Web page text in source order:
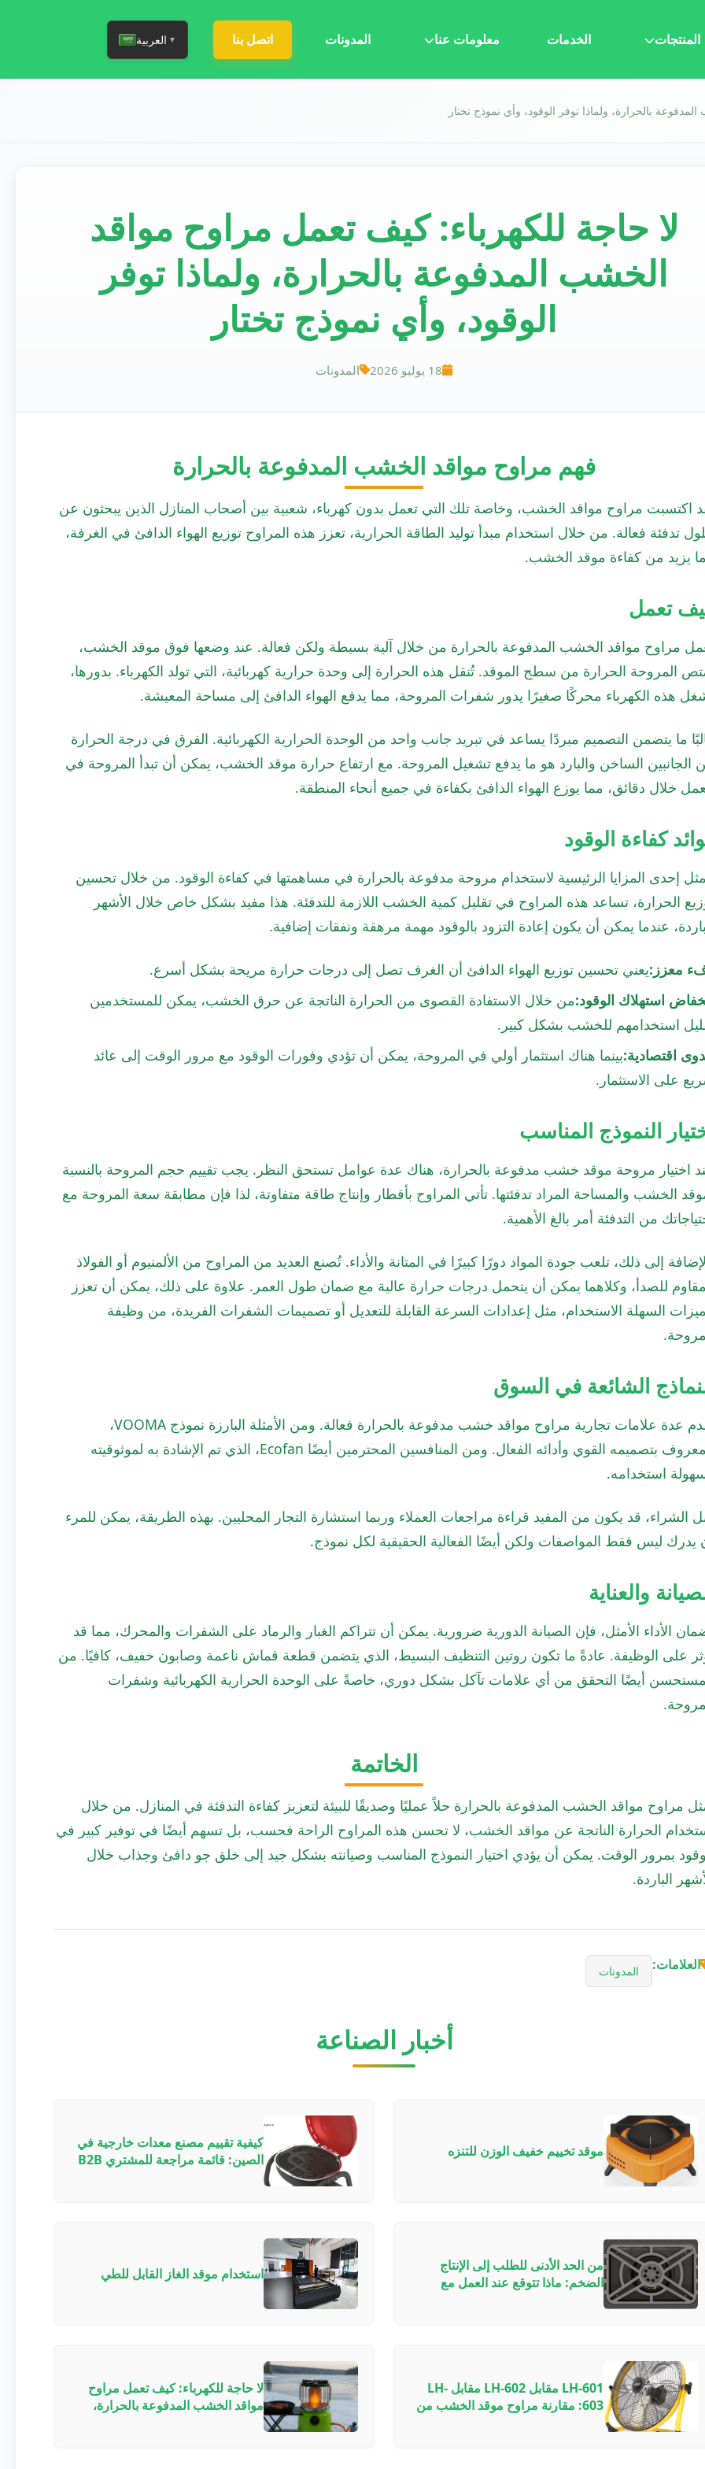
المنتجات الخدمات معلومات عنا المدونات اتصل بنا العربية ▼
بالحرارة، ولماذا توفر الوقود، وأي نموذج تختار
لا حاجة للكهرباء: كيف تعمل مراوح مواقد
الخشب المدفوعة بالحرارة، ولماذا توفر
الوقود، وأي نموذج تختار
18 يوليو 2026 المدونات
فهم مراوح مواقد الخشب المدفوعة بالحرارة
اكتسبت مراوح مواقد الخشب، وخاصة تلك التي تعمل بدون كهرباء، شعبية بين أصحاب المنازل الذين يبحثون عن
تدفئة فعالة. من خلال استخدام مبدأ توليد الطاقة الحرارية، تعزز هذه المراوح توزيع الهواء الدافئ في الغرفة،
يزيد من كفاءة موقد الخشب.
تعمل
مراوح مواقد الخشب المدفوعة بالحرارة من خلال آلية بسيطة ولكن فعالة. عند وضعها فوق موقد الخشب،
المروحة الحرارة من سطح الموقد. تُنقل هذه الحرارة إلى وحدة حرارية كهربائية، التي تولد الكهرباء. بدورها،
هذه الكهرباء محركًا صغيرًا يدور شفرات المروحة، مما يدفع الهواء الدافئ إلى مساحة المعيشة.
ما يتضمن التصميم مبردًا يساعد في تبريد جانب واحد من الوحدة الحرارية الكهربائية. الفرق في درجة الحرارة
الجانبين الساخن والبارد هو ما يدفع تشغيل المروحة. مع ارتفاع حرارة موقد الخشب، يمكن أن تبدأ المروحة في
خلال دقائق، مما يوزع الهواء الدافئ بكفاءة في جميع أنحاء المنطقة.
كفاءة الوقود
إحدى المزايا الرئيسية لاستخدام مروحة مدفوعة بالحرارة في مساهمتها في كفاءة الوقود. من خلال تحسين
الحرارة، تساعد هذه المراوح في تقليل كمية الخشب اللازمة للتدفئة. هذا مفيد بشكل خاص خلال الأشهر
عندما يمكن أن يكون إعادة التزود بالوقود مهمة مرهقة ونفقات إضافية.
معزز:يعني تحسين توزيع الهواء الدافئ أن الغرف تصل إلى درجات حرارة مريحة بشكل أسرع.
استهلاك الوقود:من خلال الاستفادة القصوى من الحرارة الناتجة عن حرق الخشب، يمكن للمستخدمين
استخدامهم للخشب بشكل كبير.
اقتصادية:بينما هناك استثمار أولي في المروحة، يمكن أن تؤدي وفورات الوقود مع مرور الوقت إلى عائد
على الاستثمار.
النموذج المناسب
اختيار مروحة موقد خشب مدفوعة بالحرارة، هناك عدة عوامل تستحق النظر. يجب تقييم حجم المروحة بالنسبة
الخشب والمساحة المراد تدفئتها. تأتي المراوح بأقطار وإنتاج طاقة متفاوتة، لذا فإن مطابقة سعة المروحة مع
من التدفئة أمر بالغ الأهمية.
إلى ذلك، تلعب جودة المواد دورًا كبيرًا في المتانة والأداء. تُصنع العديد من المراوح من الألمنيوم أو الفولاذ
للصدأ، وكلاهما يمكن أن يتحمل درجات حرارة عالية مع ضمان طول العمر. علاوة على ذلك، يمكن أن تعزز
السهلة الاستخدام، مثل إعدادات السرعة القابلة للتعديل أو تصميمات الشفرات الفريدة، من وظيفة
الشائعة في السوق
تقدم عدة علامات تجارية مراوح مواقد خشب مدفوعة بالحرارة فعالة. ومن الأمثلة البارزة نموذج VOOMA،
المعروف بتصميمه القوي وأدائه الفعال. ومن المنافسين المحترمين أيضًا Ecofan، الذي تم الإشادة به لموثوقيته
استخدامه.
الشراء، قد يكون من المفيد قراءة مراجعات العملاء وربما استشارة التجار المحليين. بهذه الطريقة، يمكن للمرء
يدرك ليس فقط المواصفات ولكن أيضًا الفعالية الحقيقية لكل نموذج.
والعناية
الأداء الأمثل، فإن الصيانة الدورية ضرورية. يمكن أن تتراكم الغبار والرماد على الشفرات والمحرك، مما قد
على الوظيفة. عادةً ما تكون روتين التنظيف البسيط، الذي يتضمن قطعة قماش ناعمة وصابون خفيف، كافيًا. من
أيضًا التحقق من أي علامات تآكل بشكل دوري، خاصةً على الوحدة الحرارية الكهربائية وشفرات
الخاتمة
مراوح مواقد الخشب المدفوعة بالحرارة حلاً عمليًا وصديقًا للبيئة لتعزيز كفاءة التدفئة في المنازل. من خلال
الحرارة الناتجة عن مواقد الخشب، لا تحسن هذه المراوح الراحة فحسب، بل تسهم أيضًا في توفير كبير في
بمرور الوقت. يمكن أن يؤدي اختيار النموذج المناسب وصيانته بشكل جيد إلى خلق جو دافئ وجذاب خلال
الباردة.
العلامات: المدونات
أخبار الصناعة
موقد تخييم خفيف الوزن للتنزه
كيفية تقييم مصنع معدات خارجية في
الصين: قائمة مراجعة للمشتري B2B
من الحد الأدنى للطلب إلى الإنتاج
الضخم: ماذا تتوقع عند العمل مع
استخدام موقد الغاز القابل للطي
LH-601 مقابل LH-602 مقابل LH-
603: مقارنة مراوح موقد الخشب من
لا حاجة للكهرباء: كيف تعمل مراوح
مواقد الخشب المدفوعة بالحرارة،